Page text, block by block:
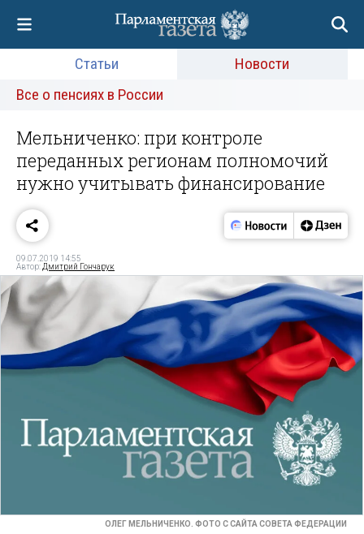
Статьи
Новости
Все о пенсиях в России
Мельниченко: при контроле
переданных регионам полномочий
нужно учитывать финансирование
09.07.2019 14:55
Автор: Дмитрий Гончарук
ОЛЕГ МЕЛЬНИЧЕНКО. ФОТО С САЙТА СОВЕТА ФЕДЕРАЦИИ